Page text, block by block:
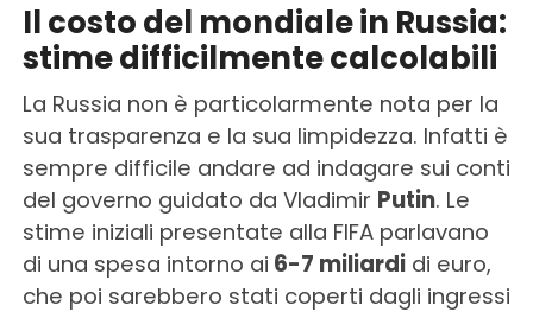
Il costo del mondiale in Russia:
stime difficilmente calcolabili
La Russia non è particolarmente nota per la
sua trasparenza e la sua limpidezza. Infatti è
sempre difficile andare ad indagare sui conti
del governo guidato da Vladimir Putin. Le
stime iniziali presentate alla FIFA parlavano
di una spesa intorno ai 6-7 miliardidi euro,
che poi sarebbero stati coperti dagli ingressi